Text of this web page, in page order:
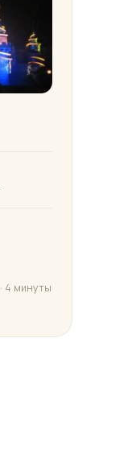
· 4 минуты